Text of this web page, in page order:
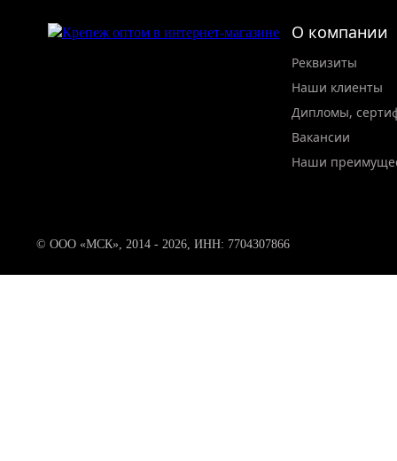
О компании
Реквизиты
Наши клиенты
Дипломы,
Вакансии
Наши
© ООО «МСК», 2014 - 2026, ИНН: 7704307866